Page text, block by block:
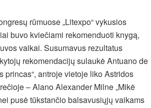
rūmuose „Litexpo“ vykusios
buvo kviečiami rekomenduoti knygą,
vaikai. Susumavus rezultatus
rekomendacijų sulaukė Antuano de
princas“, antroje vietoje liko Astridos
– Alano Alexander Milne „Mikė
pusė tūkstančio balsavusiųjų vaikams